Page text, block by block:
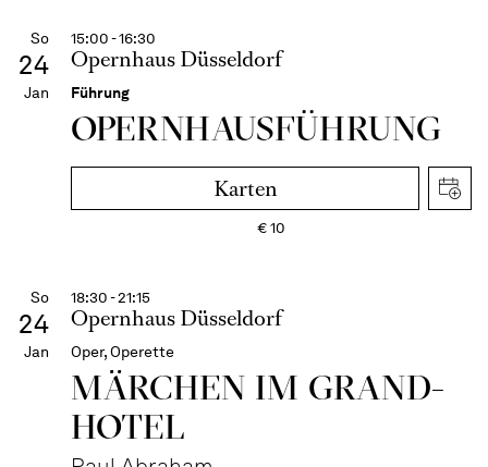
So
24
Jan
15:00 - 16:30
Opernhaus Düsseldorf
Führung
OPERN­HAUS­FÜH­RUNG
Karten
€10
So
24
Jan
18:30 - 21:15
Opernhaus Düsseldorf
Oper, Operette
MÄRCHEN IM GRAND-
HOTEL